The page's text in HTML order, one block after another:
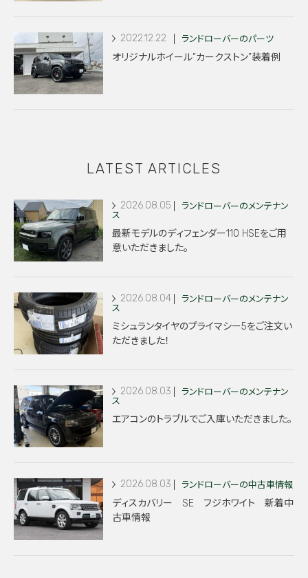
2022.12.22 ランドローバーのパーツ
オリジナルホイール”カークストン”装着例
LATEST ARTICLES
2026.08.05
ランドローバーのメンテナン
ス
最新モデルのディフェンダー110 HSEをご用
意いただきました。
2026.08.04
ランドローバーのメンテナン
ス
ミシュランタイヤのプライマシー5をご注文い
ただきました！
2026.08.03
ランドローバーのメンテナン
ス
エアコンのトラブルでご入庫いただきました。
2026.08.03 ランドローバーの中古車情報
ディスカバリー SE フジホワイト 新着中
古車情報